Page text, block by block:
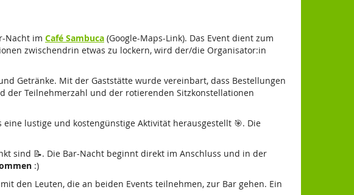
Nacht im Café Sambuca (Google-Maps-Link). Das Event dient zum
zwischendrin etwas zu lockern, wird der/die Organisator:in
Getränke. Mit der Gaststätte wurde vereinbart, dass Bestellungen
der Teilnehmerzahl und der rotierenden Sitzkonstellationen
lustige und kostengünstige Aktivität herausgestellt 🎯. Die
sind 📝. Die Bar-Nacht beginnt direkt im Anschluss und in der
:)
den Leuten, die an beiden Events teilnehmen, zur Bar gehen. Ein